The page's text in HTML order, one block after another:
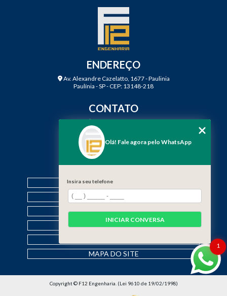
ENDEREÇO
Av. Alexandre Cazelatto, 1677 - Paulinia
Paulínia - SP - CEP: 13148-218
CONTATO
(19) 99968-7979
contato@f12engenharia.com.br
MENU
HOME
QUEM SOMOS
SERVIÇOS
CONTATO
MAPA DO SITE
Copyright © F12 Engenharia. (Lei 9610 de 19/02/1998)
1
Olá! Fale agora pelo WhatsApp
Insira seu telefone
INICIAR CONVERSA